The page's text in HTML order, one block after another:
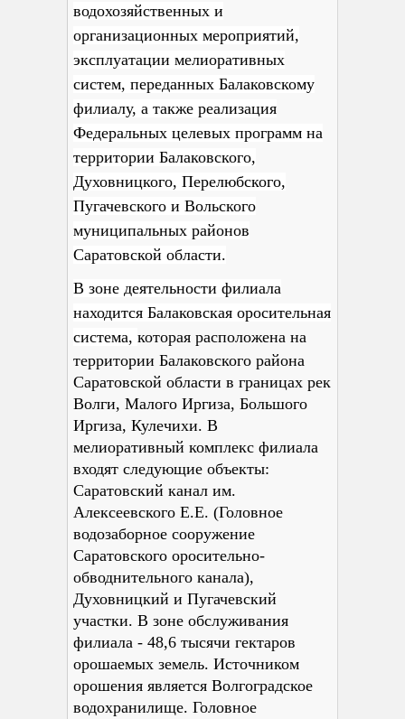
водохозяйственных и
организационных мероприятий,
эксплуатации мелиоративных
систем, переданных Балаковскому
филиалу, а также реализация
Федеральных целевых программ на
территории Балаковского,
Духовницкого, Перелюбского,
Пугачевского и Вольского
муниципальных районов
Саратовской области.
В зоне деятельности филиала
находится Балаковская оросительная
система, которая расположена на
территории Балаковского района
Саратовской области в границах рек
Волги, Малого Иргиза, Большого
Иргиза, Кулечихи. В
мелиоративный комплекс филиала
входят следующие объекты:
Саратовский канал им.
Алексеевского Е.Е. (Головное
водозаборное сооружение
Саратовского оросительно-
обводнительного канала),
Духовницкий и Пугачевский
участки. В зоне обслуживания
филиала - 48,6 тысячи гектаров
орошаемых земель. Источником
орошения является Волгоградское
водохранилище. Головное